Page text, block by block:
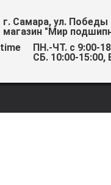
г. Самара, ул.
магазин "Мир
ПН.-ЧТ. с 9:00-
СБ. 10:00-